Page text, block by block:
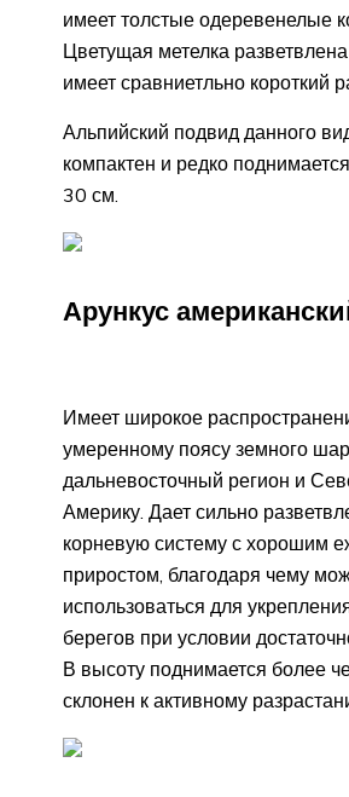
имеет толстые одеревенелые
Цветущая метелка
имеет сравниетльно короткий
Альпийский подвид данного
компактен и редко
30 см.
Арункус
Имеет широкое
умеренному поясу земного
дальневосточный регион и
Америку. Дает сильно
корневую систему с хорошим
приростом, благодаря чему
использоваться для
берегов при условии
В высоту поднимается более
склонен к активному